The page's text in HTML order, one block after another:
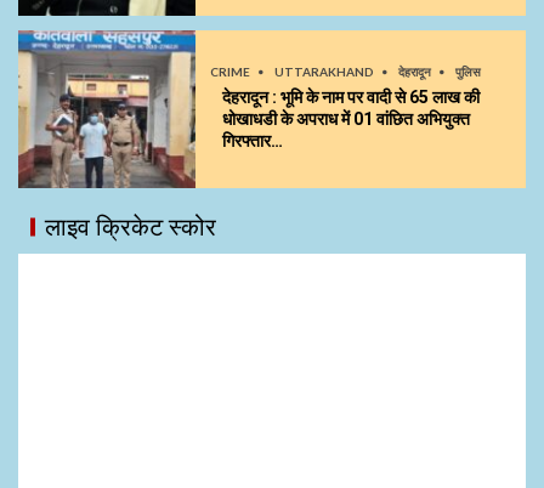
CRIME UTTARAKHAND देहरादून पुलिस
देहरादून : भूमि के नाम पर वादी से 65 लाख की
धोखाधडी के अपराध में 01 वांछित अभियुक्त
गिरफ्तार…
लाइव क्रिकेट स्कोर